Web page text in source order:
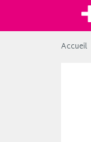
Accueil